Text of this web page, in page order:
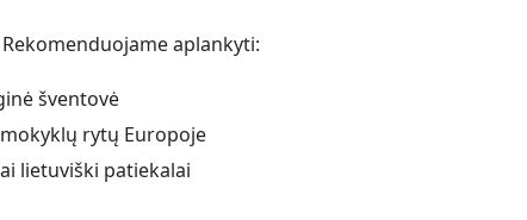
aplankyti:
šventovė
rytų Europoje
lietuviški patiekalai